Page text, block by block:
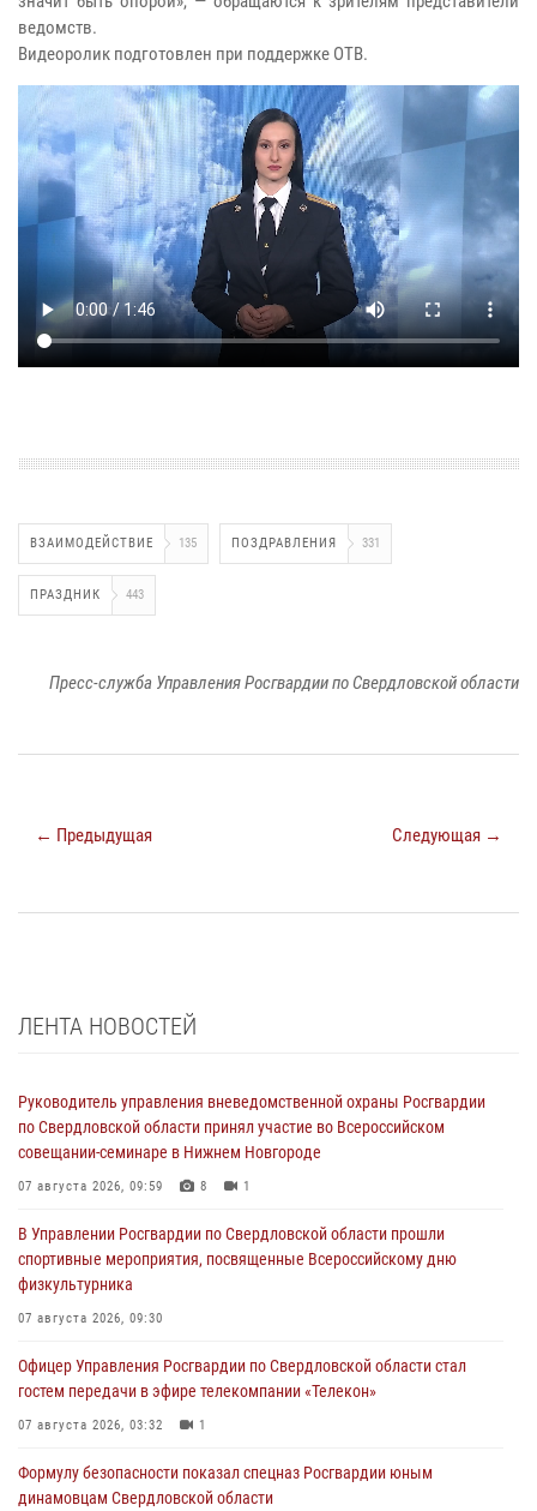
ведомств.
Видеоролик подготовлен при поддержке ОТВ.
ВЗАИМОДЕЙСТВИЕ 135 ПОЗДРАВЛЕНИЯ 331
ПРАЗДНИК 443
Пресс-служба Управления Росгвардии по Свердловской области
← Предыдущая Следующая →
ЛЕНТА НОВОСТЕЙ
Руководитель управления вневедомственной охраны Росгвардии
по Свердловской области принял участие во Всероссийском
совещании-семинаре в Нижнем Новгороде
07 августа 2026, 09:59 8 1
В Управлении Росгвардии по Свердловской области прошли
спортивные мероприятия, посвященные Всероссийскому дню
физкультурника
07 августа 2026, 09:30
Офицер Управления Росгвардии по Свердловской области стал
гостем передачи в эфире телекомпании «Телекон»
07 августа 2026, 03:32 1
Формулу безопасности показал спецназ Росгвардии юным
динамовцам Свердловской области